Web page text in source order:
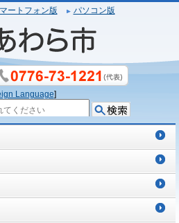
ートフォン版 パソコン版
Language]